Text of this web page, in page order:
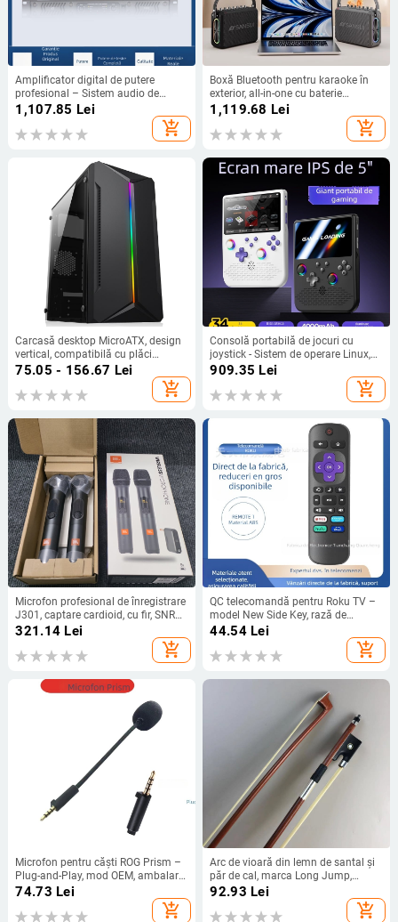
Amplificator digital de putere
profesional – Sistem audio de
scenă cu două canale pentru acasă,
spectacole și conferințe
1,107.85 Lei
add_shopping_cart
Boxă Bluetooth pentru karaoke în
exterior, all-in-one cu baterie
încorporată, 75W, răspuns în
frecvență 100Hz-20kHz, SNR
≥70dB, 4000–6000mAh
1,119.68 Lei
add_shopping_cart
Carcasă desktop MicroATX, design
vertical, compatibilă cu plăci
MicroATX, USB 2.0 frontal, fără
75.05 - 156.67 Lei
add_shopping_cart
Consolă portabilă de jocuri cu
joystick - Sistem de operare Linux,
interfață Type-C, conectivitate
wireless, MP4 player, stil nostalgic
909.35 Lei
add_shopping_cart
Microfon profesional de înregistrare
J301, captare cardioid, cu fir, SNR
≥75 dB, tensiune de lucru 5 V
321.14 Lei
add_shopping_cart
QC telecomandă pentru Roku TV –
model New Side Key, rază de
transmisie 15m, pentru televizor
44.54Lei
add_shopping_cart
Microfon pentru căști ROG Prism –
Plug-and-Play, mod OEM, ambalare
individuală, suport distribuție
74.73 Lei
add_shopping_cart
Arc de vioară din lemn de santal și
păr de cal, marca Long Jump,
destinat instrumentelor muzicale
92.93 Lei
add_shopping_cart